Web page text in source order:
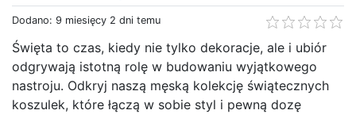
Dodano: 9 miesięcy 2 dni temu
Święta to czas, kiedy nie tylko dekoracje, ale i ubiór
odgrywają istotną rolę w budowaniu wyjątkowego
nastroju. Odkryj naszą męską kolekcję świątecznych
koszulek, które łączą w sobie styl i pewną dozę